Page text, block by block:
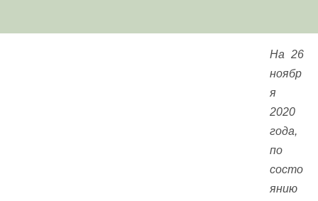
На 26
ноябр
я
2020
года,
по
состо
янию